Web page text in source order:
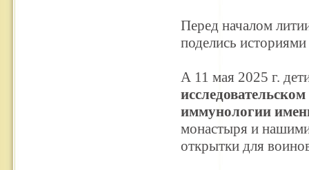
Перед началом
поделись
А 11 мая 2025 г.
иммунологии
монастыря и
открытки для